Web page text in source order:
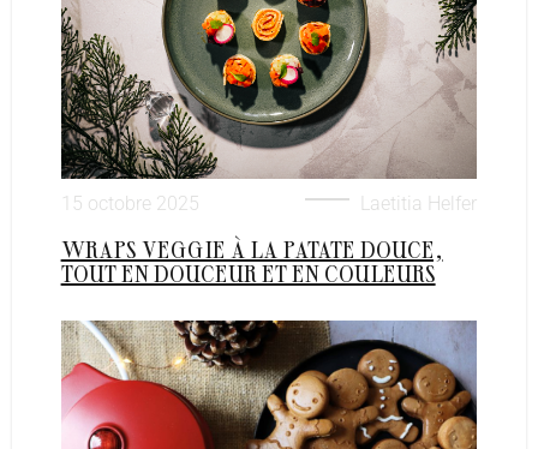
15 octobre 2025 Laetitia Helfer
WRAPS VEGGIE À LA PATATE DOUCE,
TOUT EN DOUCEUR ET EN COULEURS